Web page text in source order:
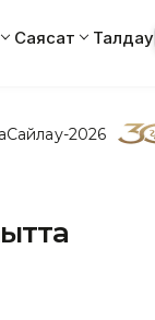
Саясат Талдау
Сайлау-2026